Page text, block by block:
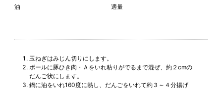
油
適量
玉ねぎはみじん切りにします。
ボールに豚ひき肉・Ａをいれ粘りがでるまで混ぜ、約２cmの
だんご状にします。
鍋に油をいれ160度に熱し、だんごをいれて約３～４分揚げ